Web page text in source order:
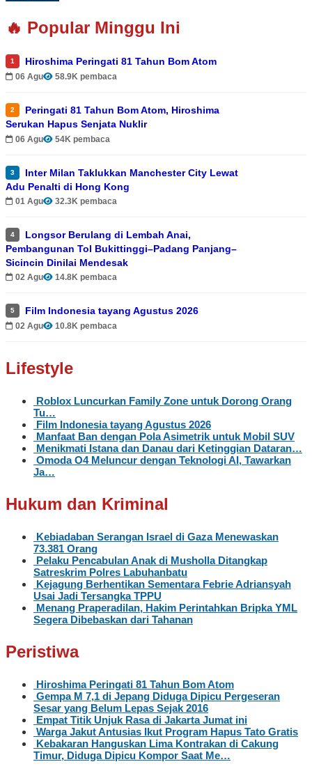
🔥 Popular Minggu Ini
1 Hiroshima Peringati 81 Tahun Bom Atom
06 Agu 58.9K pembaca
2
Peringati 81 Tahun Bom Atom, Hiroshima
Serukan Hapus Senjata Nuklir
06 Agu 54K pembaca
3
Inter Milan Taklukkan Manchester City Lewat
Adu Penalti di Hong Kong
01 Agu 32.3K pembaca
4
Longsor Berulang di Lembah Anai,
Pembangunan Tol Bukittinggi–Padang Panjang–
Sicincin Dinilai Mendesak
02 Agu 14.8K pembaca
5 Film Indonesia tayang Agustus 2026
02 Agu 10.8K pembaca
Lifestyle
Roblox Luncurkan Family Zone untuk Dorong Orang
Tu…
Film Indonesia tayang Agustus 2026
Manfaat Ban dengan Pola Asimetrik untuk Mobil SUV
Menikmati Istana dan Danau dari Ketinggian Dataran…
Omoda O4 Meluncur dengan Teknologi AI, Tawarkan
Ja…
Hukum dan Kriminal
Kebiadaban Serangan Israel di Gaza Menewaskan
73.381 Orang
Pelaku Pencabulan Anak di Musholla Ditangkap
Satreskrim Polres Labuhanbatu
Kejagung Berhentikan Sementara Febrie Adriansyah
Usai Jadi Tersangka TPPU
Menang Praperadilan, Hakim Perintahkan Bripka YML
Segera Dibebaskan dari Tahanan
Peristiwa
Hiroshima Peringati 81 Tahun Bom Atom
Gempa M 7,1 di Jepang Diduga Dipicu Pergeseran
Sesar yang Belum Lepas Sejak 2016
Empat Titik Unjuk Rasa di Jakarta Jumat ini
Warga Jakut Antusias Ikut Program Hapus Tato Gratis
Kebakaran Hanguskan Lima Kontrakan di Cakung
Timur, Diduga Dipicu Kompor Saat Me…